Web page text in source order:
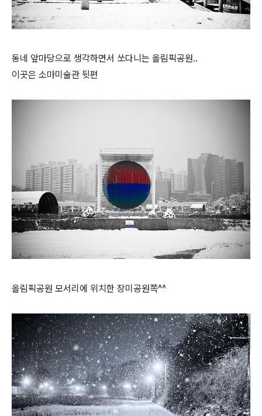
동네 앞마당으로 생각하면서 쏘다니는 올림픽공원..
이곳은 소마미술관 뒷편
올림픽공원 모서리에 위치한 장미공원쪽^^